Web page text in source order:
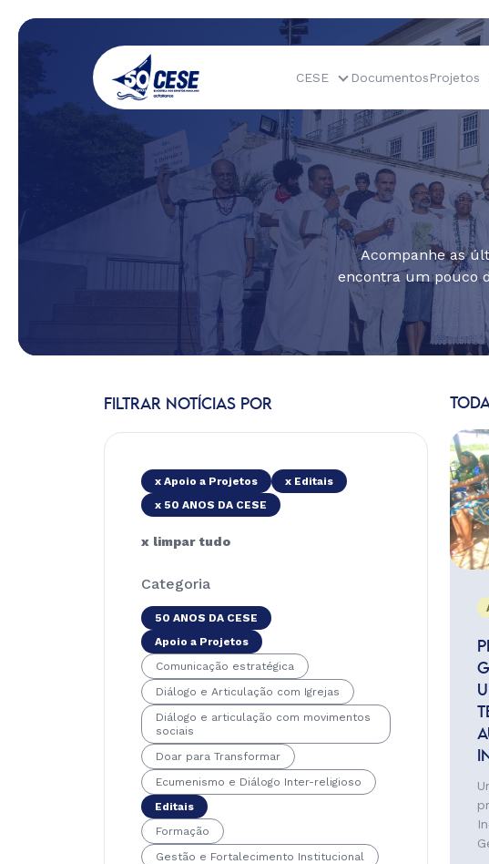
CESE DocumentosProjetos
Acompanhe as
encontra um pouco
FILTRAR NOTÍCIAS POR
x Apoio a Projetos
x Editais
x 50 ANOS DA CESE
x limpar tudo
Categoria
50 ANOS DA CESE
Apoio a Projetos
Comunicação estratégica
Diálogo e Articulação com Igrejas
Diálogo e articulação com movimentos
sociais
Doar para Transformar
Ecumenismo e Diálogo Inter-religioso
Editais
Formação
Gestão e Fortalecimento Institucional